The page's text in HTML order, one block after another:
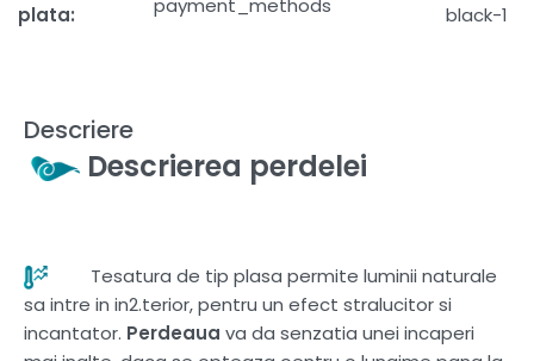
plata:
Descriere
Descrierea perdelei
Tesatura de tip plasa permite luminii naturale
sa intre in in2.terior, pentru un efect stralucitor si
incantator. Perdeaua va da senzatia unei incaperi